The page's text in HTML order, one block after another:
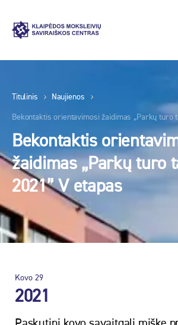
Titulinis Naujienos
Bekontaktis orientavimosi žaidimas „Parkų turo
Bekontaktis
žaidimas „Parkų turo
2021” V etapas
Kovo 29
2021